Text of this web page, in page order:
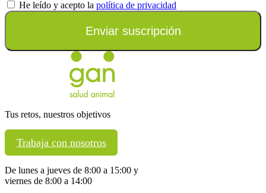
He leído y acepto la política de privacidad
Enviar suscripción
Tus retos, nuestros objetivos
Trabaja con nosotros
De lunes a jueves de 8:00 a 15:00 y
viernes de 8:00 a 14:00